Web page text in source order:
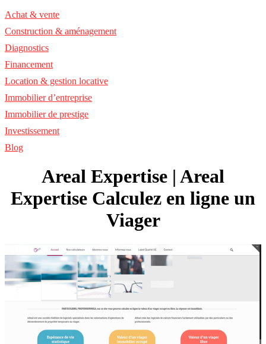
Achat & vente
Construction & aménagement
Diagnostics
Financement
Location & gestion locative
Immobilier d’entreprise
Immobilier de prestige
Investissement
Blog
Areal Expertise | Areal
Expertise Calculez en ligne un
Viager